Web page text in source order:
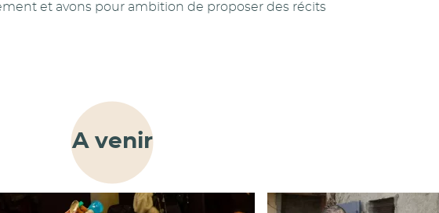
et avons pour ambition de proposer des récits
A venir